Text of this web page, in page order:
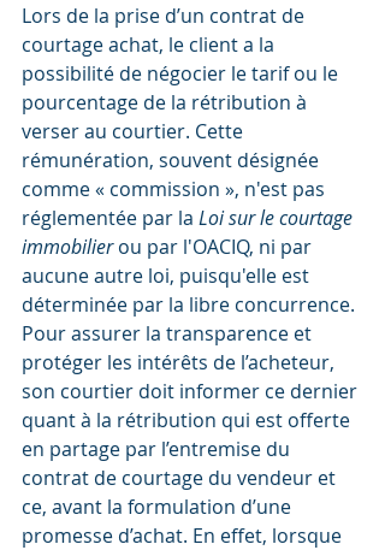
Lors de la prise d’un contrat de
courtage achat, le client a la
possibilité de négocier le tarif ou le
pourcentage de la rétribution à
verser au courtier. Cette
rémunération, souvent désignée
comme « commission », n'est pas
réglementée par la Loi sur le courtage
immobilier ou par l'OACIQ, ni par
aucune autre loi, puisqu'elle est
déterminée par la libre concurrence.
Pour assurer la transparence et
protéger les intérêts de l’acheteur,
son courtier doit informer ce dernier
quant à la rétribution qui est offerte
en partage par l’entremise du
contrat de courtage du vendeur et
ce, avant la formulation d’une
promesse d’achat. En effet, lorsque